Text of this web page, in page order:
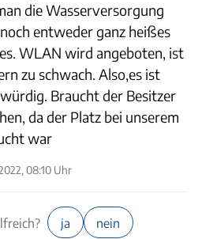
die Wasserversorgung
entweder ganz heißes
WLAN wird angeboten, ist
zu schwach. Also,es ist
Braucht der Besitzer
da der Platz bei unserem
war
08:10 Uhr
ja nein